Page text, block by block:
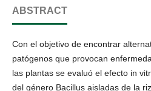
ABSTRACT
Con el objetivo de encontrar
patógenos que provocan
las plantas se evaluó el efecto in
del género Bacillus aisladas de la